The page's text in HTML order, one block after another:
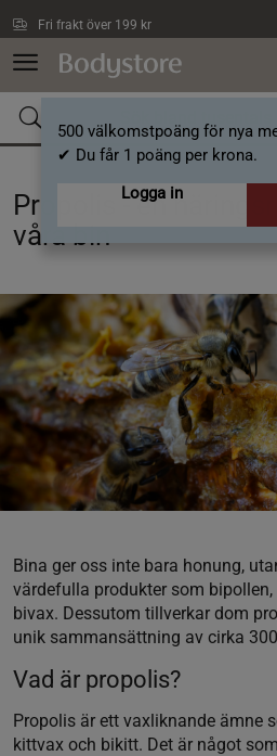
Fri frakt över 199 kr
500 välkomstpoäng för nya
✔ Du får 1 poäng per krona.
Logga in
Propolis - en
våra bin
Bina ger oss inte bara honung,
värdefulla produkter som
bivax. Dessutom tillverkar dom
unik sammansättning av cirka
Vad är propolis?
Propolis är ett vaxliknande ämne
kittvax och bikitt. Det är något